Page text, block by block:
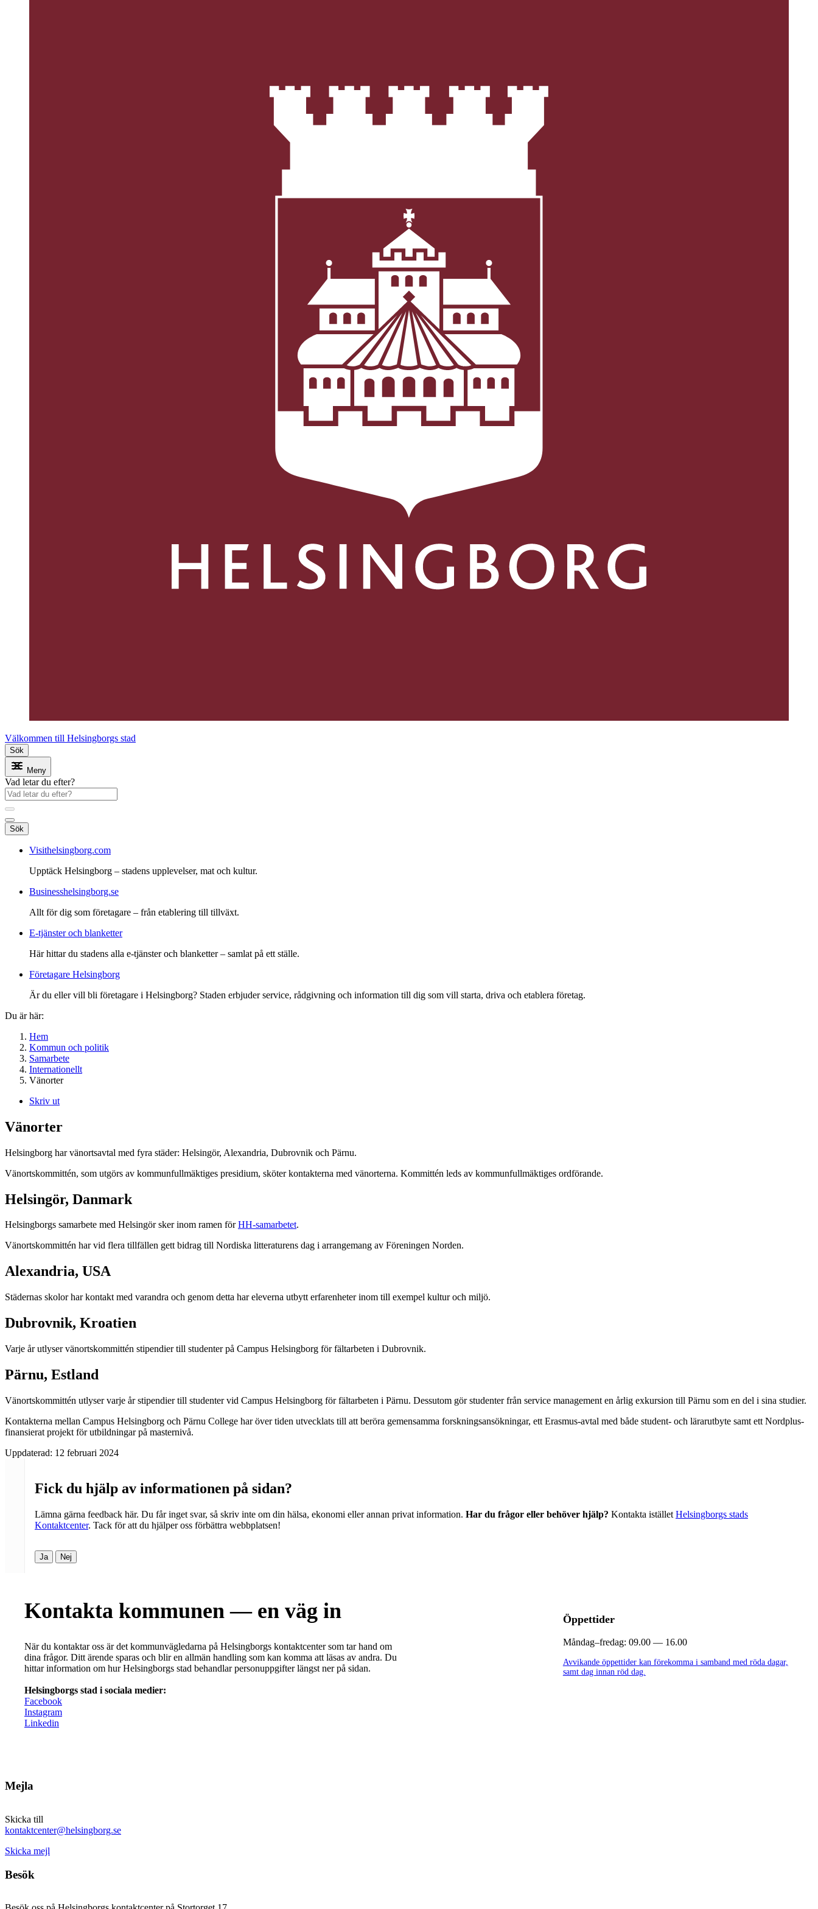
Välkommen till Helsingborgs stad
Sök
Meny
Vad letar du efter?
Sök
Visithelsingborg.com
Upptäck Helsingborg – stadens upplevelser, mat och kultur.
Businesshelsingborg.se
Allt för dig som företagare – från etablering till tillväxt.
E-tjänster och blanketter
Här hittar du stadens alla e-tjänster och blanketter – samlat på ett ställe.
Företagare Helsingborg
Är du eller vill bli företagare i Helsingborg? Staden erbjuder service, rådgivning och information till dig som vill starta, driva och etablera företag.
Du är här:
Hem
Kommun och politik
Samarbete
Internationellt
Vänorter
Skriv ut
Vänorter
Helsingborg har vänortsavtal med fyra städer: Helsingör, Alexandria, Dubrovnik och Pärnu.
Vänortskommittén, som utgörs av kommunfullmäktiges presidium, sköter kontakterna med vänorterna. Kommittén leds av kommunfullmäktiges ordförande.
Helsingör, Danmark
Helsingborgs samarbete med Helsingör sker inom ramen förHH-samarbetet.
Vänortskommittén har vid flera tillfällen gett bidrag till Nordiska litteraturens dag i arrangemang av Föreningen Norden.
Alexandria, USA
Städernas skolor har kontakt med varandra och genom detta har eleverna utbytt erfarenheter inom till exempel kultur och miljö.
Dubrovnik, Kroatien
Varje år utlyser vänortskommittén stipendier till studenter på Campus Helsingborg för fältarbeten i Dubrovnik.
Pärnu, Estland
Vänortskommittén utlyser varje år stipendier till studenter vid Campus Helsingborg för fältarbeten i Pärnu. Dessutom gör studenter från service management en årlig exkursion till Pärnu som en del i sina studier.
Kontakterna mellan Campus Helsingborg och Pärnu College har över tiden utvecklats till att beröra gemensamma forskningsansökningar, ett Erasmus-avtal med både student- och lärarutbyte samt ett Nordplus-
finansierat projekt för utbildningar på masternivå.
Uppdaterad: 12 februari 2024
Fick du hjälp av informationen på sidan?
Lämna gärna feedback här. Du får inget svar, så skriv inte om din hälsa, ekonomi eller annan privat information. Har du frågor eller behöver hjälp? Kontakta istället Helsingborgs stads
Kontaktcenter. Tack för att du hjälper oss förbättra webbplatsen!
Ja Nej
Kontakta kommunen — en väg in
När du kontaktar oss är det kommunvägledarna på Helsingborgs kontaktcenter som tar hand om
dina frågor. Ditt ärende sparas och blir en allmän handling som kan komma att läsas av andra. Du
hittar information om hur Helsingborgs stad behandlar personuppgifter längst ner på sidan.
Helsingborgs stad i sociala medier:
Facebook
Instagram
Linkedin
Öppettider
Måndag–fredag: 09.00 — 16.00
Avvikande öppettider kan förekomma i samband med röda dagar,
samt dag innan röd dag.
Mejla
Skicka till
kontaktcenter@helsingborg.se
Skicka mejl
Besök